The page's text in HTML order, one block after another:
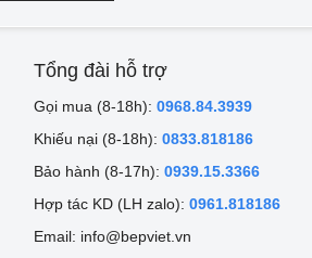
Tổng đài hỗ trợ
Gọi mua (8-18h): 0968.84.3939
Khiếu nại (8-18h): 0833.818186
Bảo hành (8-17h): 0939.15.3366
Hợp tác KD (LH zalo): 0961.818186
Email: info@bepviet.vn